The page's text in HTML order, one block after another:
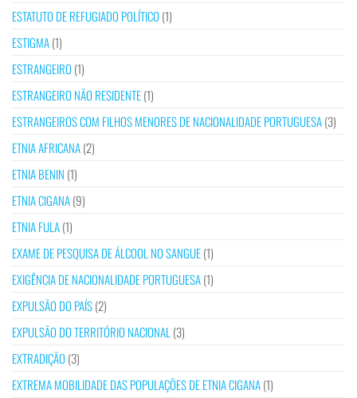
ESTATUTO DE REFUGIADO POLÍTICO (1)
ESTIGMA(1)
ESTRANGEIRO (1)
ESTRANGEIRO NÃO RESIDENTE(1)
ESTRANGEIROS COM FILHOS MENORES DE NACIONALIDADE PORTUGUESA(3)
ETNIA AFRICANA(2)
ETNIA BENIN (1)
ETNIA CIGANA(9)
ETNIA FULA(1)
EXAME DE PESQUISA DE ÁLCOOL NO SANGUE(1)
EXIGÊNCIA DE NACIONALIDADE PORTUGUESA(1)
EXPULSÃO DO PAÍS(2)
EXPULSÃO DO TERRITÓRIO NACIONAL (3)
EXTRADIÇÃO (3)
EXTREMA MOBILIDADE DAS POPULAÇÕES DE ETNIA CIGANA(1)